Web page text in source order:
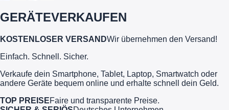
GERÄTEVERKAUFEN
KOSTENLOSER VERSANDWir übernehmen den Versand!
Einfach. Schnell. Sicher.
Verkaufe dein Smartphone, Tablet, Laptop, Smartwatch oder
andere Geräte bequem online und erhalte schnell dein Geld.
TOP PREISEFaire und transparente Preise.